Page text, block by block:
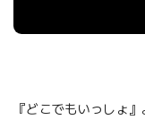
『どこでもいっしょ